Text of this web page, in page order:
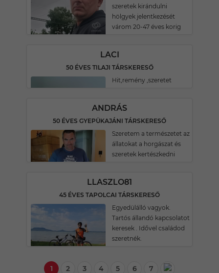
szeretek kirándulni
hölgyek jelentkezését
várom 20-47 éves korig
LACI
50 ÉVES TILAJI TÁRSKERESŐ
Hit,remény ,szeretet
ANDRÁS
50 ÉVES GYEPÜKAJÁNI TÁRSKERESŐ
Szeretem a természetet az
állatokat a horgászat és
szeretek kertészkedni
LLASZLO81
45 ÉVES TAPOLCAI TÁRSKERESŐ
Egyedülálló vagyok.
Tartós állandó kapcsolatot
keresek . Idővel családod
szeretnék.
1 2 3 4 5 6 7